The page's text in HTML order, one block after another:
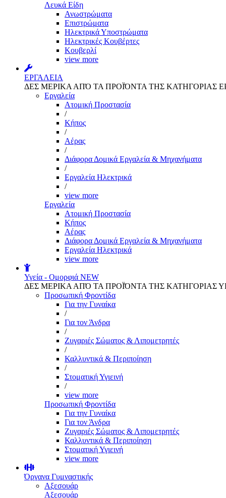
Λευκά Είδη
Ανωστρώματα
Επιστρώματα
Ηλεκτρικά Υποστρώματα
Ηλεκτρικές Κουβέρτες
Κουβερλί
view more
ΕΡΓΑΛΕΙΑ
ΔΕΣ ΜΕΡΙΚΑ ΑΠΌ ΤΑ ΠΡΟΪΌΝΤΑ ΤΗΣ ΚΑΤΗΓΟΡΙΑΣ
Εργαλεία
Aτομική Προστασία
/
Kήπος
/
Αέρας
/
Διάφορα Δομικά Εργαλεία & Μηχανήματα
/
Εργαλεία Ηλεκτρικά
/
view more
Εργαλεία
Aτομική Προστασία
Kήπος
Αέρας
Διάφορα Δομικά Εργαλεία & Μηχανήματα
Εργαλεία Ηλεκτρικά
view more
Υγεία - Ομορφιά NEW
ΔΕΣ ΜΕΡΙΚΑ ΑΠΌ ΤΑ ΠΡΟΪΌΝΤΑ ΤΗΣ ΚΑΤΗΓΟΡΙΑΣ
Προσωπική Φροντίδα
Για την Γυναίκα
/
Για τον Άνδρα
/
Ζυγαριές Σώματος & Λιπομετρητές
/
Καλλυντικά & Περιποίηση
/
Στοματική Υγιεινή
/
view more
Προσωπική Φροντίδα
Για την Γυναίκα
Για τον Άνδρα
Ζυγαριές Σώματος & Λιπομετρητές
Καλλυντικά & Περιποίηση
Στοματική Υγιεινή
view more
Όργανα Γυμναστικής
Αξεσουάρ
Αξεσουάρ